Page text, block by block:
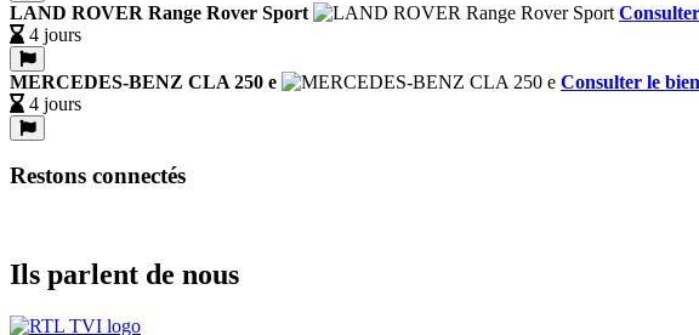
LAND ROVER Range Rover Sport
4 jours
MERCEDES-BENZ CLA 250 e
Consulter le bien
4 jours
Restons connectés
Ils parlent de nous